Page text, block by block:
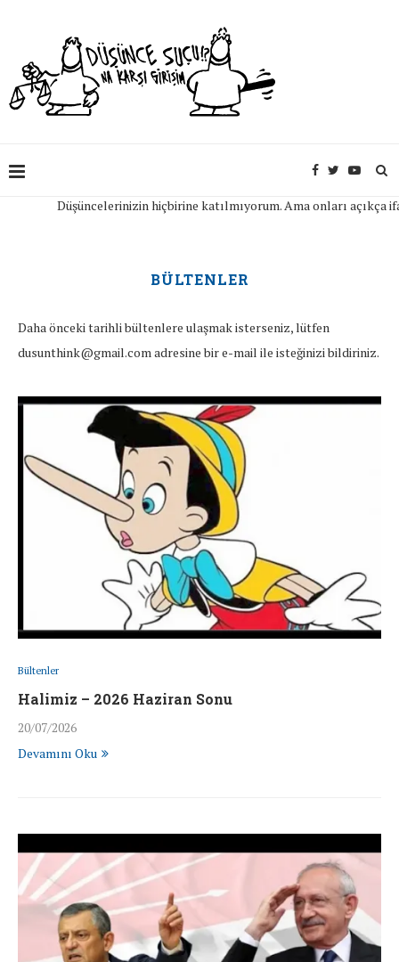
Düşüncelerinizin hiçbirine katılmıyorum. Ama onları açıkça ifade
BÜLTENLER
Daha önceki tarihli bültenlere ulaşmak isterseniz, lütfen
dusunthink@gmail.com adresine bir e-mail ile isteğinizi bildiriniz.
Bültenler
Halimiz – 2026 Haziran Sonu
20/07/2026
Devamını Oku